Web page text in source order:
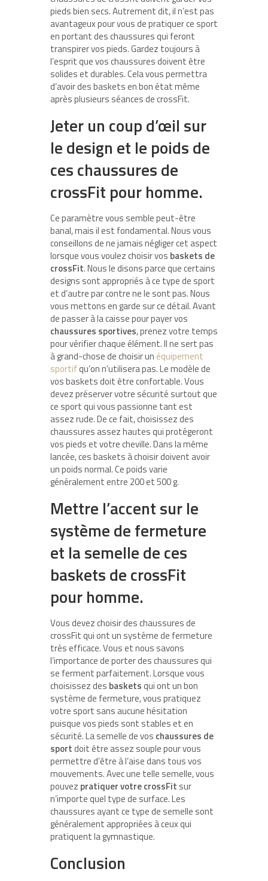
pieds bien secs. Autrement dit, il n’est pas
avantageux pour vous de pratiquer ce sport
en portant des chaussures qui feront
transpirer vos pieds. Gardez toujours à
l’esprit que vos chaussures doivent être
solides et durables. Cela vous permettra
d’avoir des baskets en bon état même
après plusieurs séances de crossFit.
Jeter un coup d’œil sur
le design et le poids de
ces chaussures de
crossFit pour homme.
Ce paramètre vous semble peut-être
banal, mais il est fondamental. Nous vous
conseillons de ne jamais négliger cet aspect
lorsque vous voulez choisir vos baskets de
crossFit. Nous le disons parce que certains
designs sont appropriés à ce type de sport
et d’autre par contre ne le sont pas. Nous
vous mettons en garde sur ce détail. Avant
de passer à la caisse pour payer vos
chaussures sportives, prenez votre temps
pour vérifier chaque élément. Il ne sert pas
à grand-chose de choisir un équipement
sportifqu’on n’utilisera pas. Le modèle de
vos baskets doit être confortable. Vous
devez préserver votre sécurité surtout que
ce sport qui vous passionne tant est
assez rude. De ce fait, choisissez des
chaussures assez hautes qui protégeront
vos pieds et votre cheville. Dans la même
lancée, ces baskets à choisir doivent avoir
un poids normal. Ce poids varie
généralement entre 200 et 500 g.
Mettre l’accent sur le
système de fermeture
et la semelle de ces
baskets de crossFit
pour homme.
Vous devez choisir des chaussures de
crossFit qui ont un système de fermeture
très efficace. Vous et nous savons
l’importance de porter des chaussures qui
se ferment parfaitement. Lorsque vous
choisissez des basketsqui ont un bon
système de fermeture, vous pratiquez
votre sport sans aucune hésitation
puisque vos pieds sont stables et en
sécurité. La semelle de vos chaussures de
sportdoit être assez souple pour vous
permettre d’être à l’aise dans tous vos
mouvements. Avec une telle semelle, vous
pouvez pratiquer votre crossFit sur
n’importe quel type de surface. Les
chaussures ayant ce type de semelle sont
généralement appropriées à ceux qui
pratiquent la gymnastique.
Conclusion